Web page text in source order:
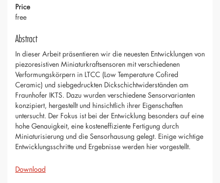
Price
free
Abstract
In dieser Arbeit präsentieren wir die neuesten Entwicklungen von
piezoresistiven Miniaturkraftsensoren mit verschiedenen
Verformungskörpern in LTCC (Low Temperature Cofired
Ceramic) und siebgedruckten Dickschichtwiderständen am
Fraunhofer IKTS. Dazu wurden verschiedene Sensorvarianten
konzipiert, hergestellt und hinsichtlich ihrer Eigenschaften
untersucht. Der Fokus ist bei der Entwicklung besonders auf eine
hohe Genauigkeit, eine kosteneffiziente Fertigung durch
Miniaturisierung und die Sensorhausung gelegt. Einige wichtige
Entwicklungsschritte und Ergebnisse werden hier vorgestellt.
Download